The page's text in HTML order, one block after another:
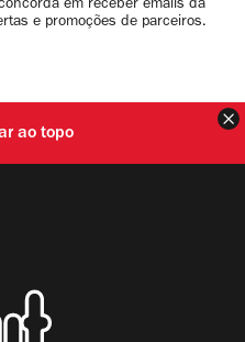
em receber emails da
e promoções de parceiros.
ao topo